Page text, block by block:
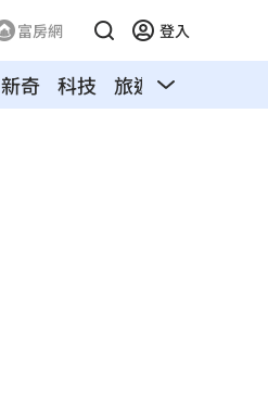
富房網 登入
新奇 科技 旅遊 汽車